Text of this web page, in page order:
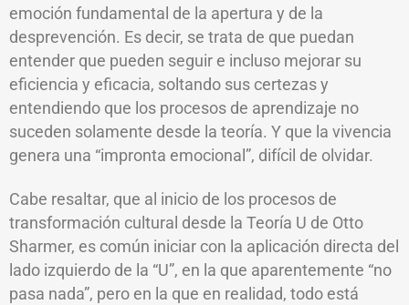
emoción fundamental de la apertura y de la
desprevención. Es decir, se trata de que puedan
entender que pueden seguir e incluso mejorar su
eficiencia y eficacia, soltando sus certezas y
entendiendo que los procesos de aprendizaje no
suceden solamente desde la teoría. Y que la vivencia
genera una “impronta emocional”, difícil de olvidar.
Cabe resaltar, que al inicio de los procesos de
transformación cultural desde la Teoría U de Otto
Sharmer, es común iniciar con la aplicación directa del
lado izquierdo de la “U”, en la que aparentemente “no
pasa nada”, pero en la que en realidad, todo está